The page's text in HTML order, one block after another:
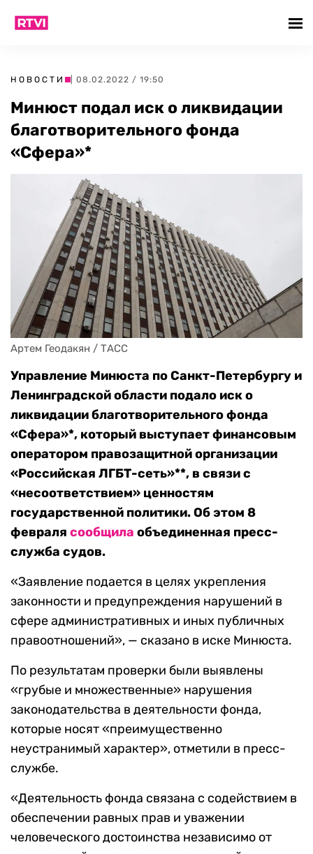
НОВОСТИ | 08.02.2022 / 19:50
Минюст подал иск о ликвидации
благотворительного фонда
«Сфера»*
Артем Геодакян / ТАСС
Управление Минюста по Санкт-Петербургу и
Ленинградской области подало иск о
ликвидации благотворительного фонда
«Сфера»*, который выступает финансовым
оператором правозащитной организации
«Российская ЛГБТ-сеть»**, в связи с
«несоответствием» ценностям
государственной политики. Об этом 8
февраля сообщила объединенная пресс-
служба судов.
«Заявление подается в целях укрепления
законности и предупреждения нарушений в
сфере административных и иных публичных
правоотношений», — сказано в иске Минюста.
По результатам проверки были выявлены
«грубые и множественные» нарушения
законодательства в деятельности фонда,
которые носят «преимущественно
неустранимый характер», отметили в пресс-
службе.
«Деятельность фонда связана с содействием в
обеспечении равных прав и уважении
человеческого достоинства независимо от